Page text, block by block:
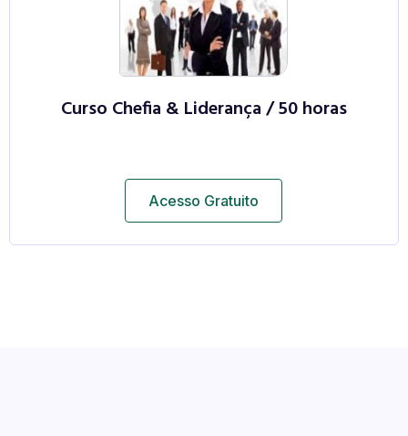
Curso Chefia & Liderança / 50 horas
Acesso Gratuito